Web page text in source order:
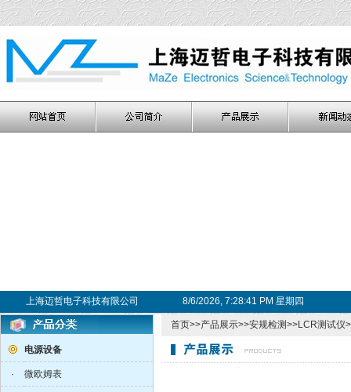
上海迈哲电子科技有限公司 8/6/2026, 7:28:41 PM 星期四
电源设备
· 微欧姆表
首页>>产品展示>>安规检测>>LCR测试仪